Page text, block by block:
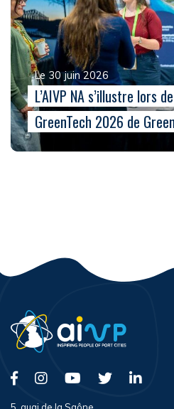
Le 30 juin 2026
L’AIVP NA s’illustre lors
GreenTech 2026 de